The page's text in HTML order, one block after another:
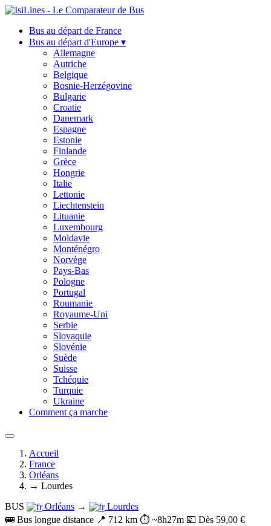
Bus au départ de France
Bus au départ d'Europe ▾
Allemagne
Autriche
Belgique
Bosnie-Herzégovine
Bulgarie
Croatie
Danemark
Espagne
Estonie
Finlande
Grèce
Hongrie
Italie
Lettonie
Liechtenstein
Lituanie
Luxembourg
Moldavie
Monténégro
Norvège
Pays-Bas
Pologne
Portugal
Roumanie
Royaume-Uni
Serbie
Slovaquie
Slovénie
Suède
Suisse
Tchéquie
Turquie
Ukraine
Comment ça marche
Accueil
France
Orléans
→ Lourdes
BUS
Orléans →
Lourdes
🚌 Bus longue distance 📍 712 km ⏱️ ~8h27m 💶 Dès 59,00 €